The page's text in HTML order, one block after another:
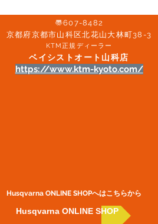
〠607-8482
京都府京都市山科区北花山大林町38-3​
KTM正規ディーラー
ベイシストオート山科店
https://www.ktm-kyoto.com/
Husqvarna ONLINE SHOP​へはこちらから
Husqvarna ONLINE SHOP